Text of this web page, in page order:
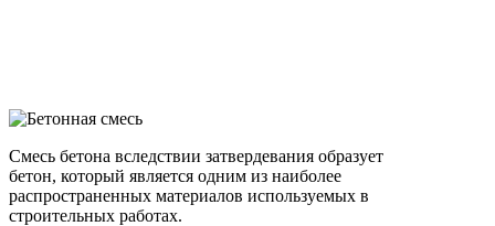
Смесь бетона вследствии затвердевания образует
бетон, который является одним из наиболее
распространенных материалов используемых в
строительных работах.